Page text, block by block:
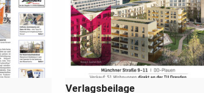
Verlagsbeilage